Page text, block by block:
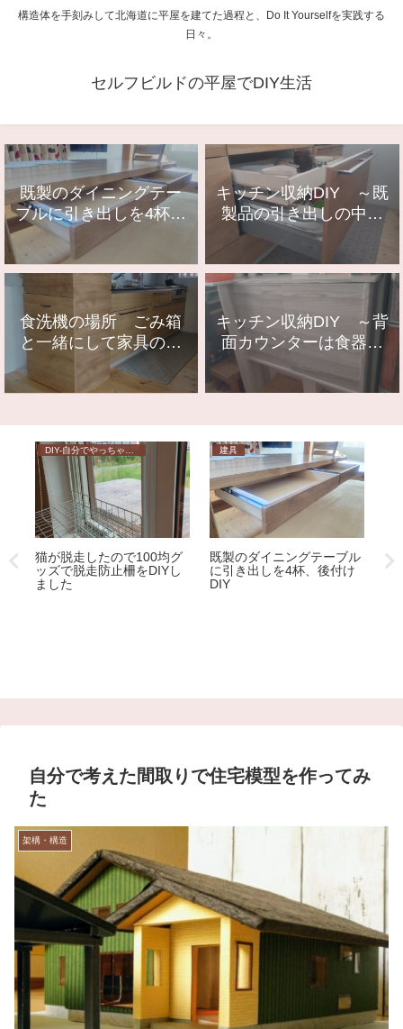
構造体を手刻みして北海道に平屋を建てた過程と、Do It Yourselfを実践する
日々。
セルフビルドの平屋でDIY生活
既製のダイニングテー
ブルに引き出しを4杯、
後付けDIY
キッチン収納DIY ～既
製品の引き出しの中に
引き出しを作る～
食洗機の場所 ごみ箱
と一緒にして家具の一
つになりました
キッチン収納DIY ～背
面カウンターは食器棚
その他いろいろ 架構・構造
木造軸組模型の作り方
（1/30スケール）
ダ
チ
自分で考えた間取りで住宅模型を作ってみ
た
架構・構造